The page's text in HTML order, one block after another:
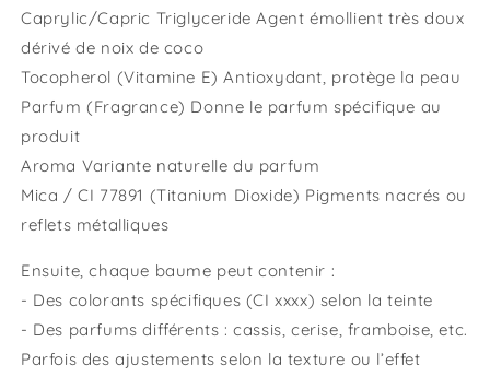
Caprylic/Capric Triglyceride Agent émollient très doux
dérivé de noix de coco
Tocopherol (Vitamine E) Antioxydant, protège la peau
Parfum (Fragrance) Donne le parfum spécifique au
produit
Aroma Variante naturelle du parfum
Mica / CI 77891 (Titanium Dioxide) Pigments nacrés ou
reflets métalliques
Ensuite, chaque baume peut contenir :
- Des colorants spécifiques (CI xxxx) selon la teinte
- Des parfums différents : cassis, cerise, framboise, etc.
Parfois des ajustements selon la texture ou l’effet